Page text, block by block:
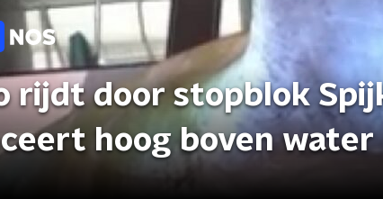
rijdt door stopblok
hoog boven water